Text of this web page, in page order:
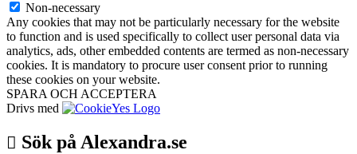
Non-necessary
Any cookies that may not be particularly necessary for the website
to function and is used specifically to collect user personal data via
analytics, ads, other embedded contents are termed as non-necessary
cookies. It is mandatory to procure user consent prior to running
these cookies on your website.
SPARA OCH ACCEPTERA
Drivs med
Sök på Alexandra.se